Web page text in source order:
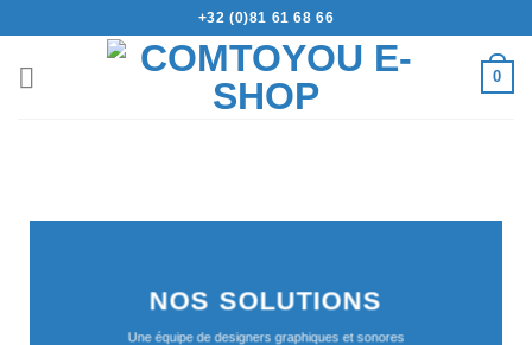
+32 (0)81 61 68 66
0
NOS SOLUTIONS
Une équipe de designers graphiques et sonores